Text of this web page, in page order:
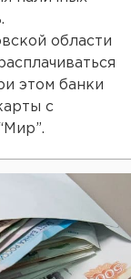
области
этом банки
с